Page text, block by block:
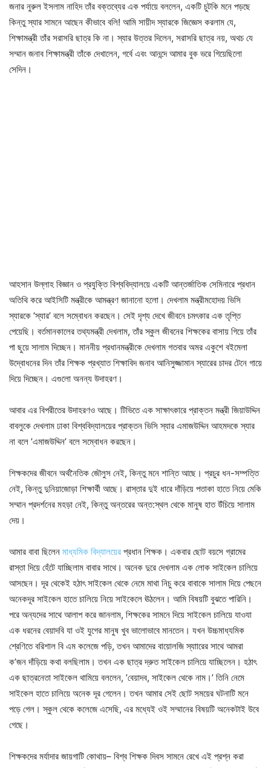
জনার নুরুল ইসলাম নাহিদ তাঁর বক্তব্যের এক পর্যায়ে বললেন, একটি চুটকি মনে পড়ছে
কিন্তু স্যার সামনে আছেন কীভাবে বলি! আমি সায়ীদ স্যারকে জিজ্ঞেস করলাম যে,
শিক্ষামন্ত্রী তাঁর সরাসরি ছাত্র কি না। স্যার উত্তর দিলেন, সরাসরি ছাত্র নয়, অথচ যে
সম্মান জনাব শিক্ষামন্ত্রী তাঁকে দেখালেন, গর্বে এবং আনন্দে আমার বুক ভরে গিয়েছিলো
সেদিন।
আহসান উল্লাহ বিজ্ঞান ও প্রযুক্তি বিশ্ববিদ্যালয়ে একটি আন্তর্জাতিক সেমিনারে প্রধান
অতিথি করে আইসিটি মন্ত্রীকে আমন্ত্রণ জানানো হলো। দেখলাম মন্ত্রীমহোদয় ভিসি
স্যারকে ’স্যার’ বলে সম্বোধন করছেন। সেই দৃশ্য দেখে জীবনে চমৎকার এক তৃপ্তি
পেয়েছি। বর্তমানকালের তথ্যমন্ত্রী দেখলাম, তাঁর স্কুল জীবনের শিক্ষকের বাসায় গিয়ে তাঁর
পা ছুয়ে সালাম দিচ্ছেন। মাননীয় প্রধানমন্ত্রীকে দেখলাম গতবার অমর একুশে বইমেলা
উদ্বোধনের দিন তাঁর শিক্ষক প্রখ্যাত শিক্ষাবিদ জনাব আনিসুজ্জামান স্যারের চাদর টেনে গায়ে
দিয়ে দিচ্ছেন। এগুলো অনন্য উদাহরণ।
আবার এর বিপরীতের উদাহরণও আছে। টিভিতে এক সাক্ষাৎকারে প্রাক্তন মন্ত্রী জিয়াউদ্দিন
বাবলুকে দেখলাম ঢাকা বিশ্ববিদ্যালয়ের প্রাক্তন ভিসি স্যার এমাজউদ্দিন আহমদকে স্যার
না বলে ’এমাজউদ্দিন’ বলে সম্বোধন করছেন।
শিক্ষকদের জীবনে অর্থনৈতিক জৌলুস নেই, কিন্তু মনে শান্তি আছে। প্রচুর ধন-সম্পত্তি
নেই, কিন্তু দুনিয়াজোড়া শিক্ষার্থী আছে। রাস্তার দুই ধারে দাঁড়িয়ে পতাকা হাতে নিয়ে মেকি
সম্মান প্রদর্শনের মহড়া নেই, কিন্তু অন্তরের অন্ত:স্থল থেকে মানুষ হাত উঁচিয়ে সালাম
দেয়।
আমার বাবা ছিলেন মাধ্যমিক বিদ্যালয়ের প্রধান শিক্ষক। একবার ছোট বয়সে গ্রামের
রাস্তা দিয়ে হেঁটে যাচ্ছিলাম বাবার সাথে। অনেক দুরে দেখলাম এক লোক সাইকেল চালিয়ে
আসছেন। দূর থেকেই হঠাৎ সাইকেল থেকে নেমে মাথা নিচু করে বাবাকে সালাম দিয়ে পেছনে
অনেকদূর সাইকেল হাতে চালিয়ে নিয়ে সাইকেলে ঊঠলেন। আমি বিষয়টি বুঝতে পারিনি।
পরে অন্যদের সাথে আলাপ করে জানলাম, শিক্ষকের সামনে দিয়ে সাইকেল চালিয়ে যাওযা
এক ধরনের বেয়াদবি যা ওই যুগের মানুষ খুব ভালোভাবে মানতেন। যখন উচ্চমাধ্যমিক
শ্রেণিতে বরিশাল বি এম কলেজে পড়ি, তখন আমাদের বায়োলজি স্যাারের সাথে আমরা
ক’জন দাঁড়িয়ে কথা বলছিলাম। তখন এক ছাত্র দ্রুত সাইকেল চালিয়ে যাচ্ছিলেন। হঠাৎ
এক ছাত্রনেতা সাইকেল থামিয়ে বললেন, ’বেয়াদব, সাইকেল থেকে নাম।’ তিনি নেমে
সাইকেল হাতে চালিয়ে অনেক দূর গেলেন। তখন আমার সেই ছোট সময়ের ঘটনাটি মনে
পড়ে গেল। স্কুল থেকে কলেজে এসেছি, এর মধ্যেই ওই সম্মানের বিষয়টি অনেকটাই উবে
গেছে।
শিক্ষকদের মর্যাদার জায়গাটি কোথায়– বিশ্ব শিক্ষক দিবস সামনে রেখে এই প্রশ্ন করা